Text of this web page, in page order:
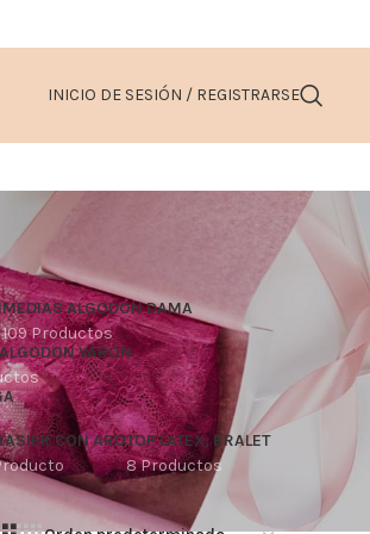
INICIO DE SESIÓN / REGISTRARSE
MEDIAS ALGODON DAMA
109 Productos
VARON
CON AROTOP LATEX, BRALET
8 Productos